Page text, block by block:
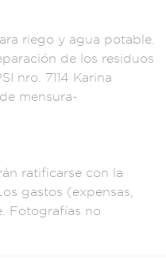
ara riego y agua potable.
de los residuos
I nro. 7114 Karina
mensura-
ratificarse con la
gastos (expensas,
Fotografías no